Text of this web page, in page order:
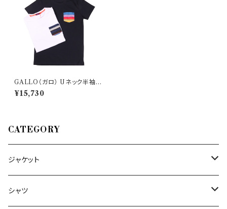
GALLO（ガロ） Uネック半袖T
シャツ AP511941 29476
¥15,730
CATEGORY
ジャケット
～44/S
シャツ